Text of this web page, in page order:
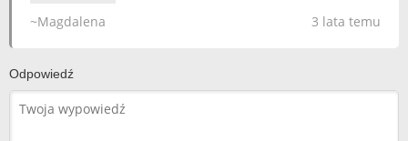
3 lata temu
~Magdalena
Odpowiedź